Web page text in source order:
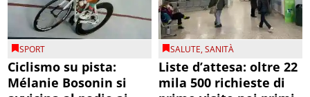
SPORT
Ciclismo su pista:
Mélanie Bosonin si
SALUTE,SANITÀ
Liste d’attesa: oltre 22
mila 500 richieste di